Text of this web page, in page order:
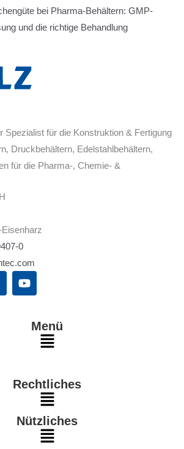
bei Pharma-Behältern: GMP-
und die richtige Behandlung
Spezialist für die Konstruktion & Fertigung
Druckbehältern, Edelstahlbehältern,
für die Pharma-, Chemie- &
0
Y
o
Menü
Main
Rechtliches
Main
Menu
Nützliches
Main